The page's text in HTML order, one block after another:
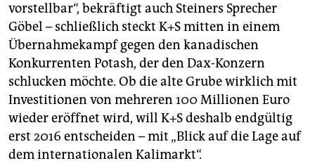
Dieses Siedesalzkönnte dann zwar theoretisch als
Grundstoff in der chemischen Industrie, etwa in der
Chlor-Alkali-Elektrolyse, verwandt werden, räumt K+S
ein. Allerdings sei dies viel zu teuer. Auch in
Deutschland gebe es Industriesalz-Vorkommen, aus
denen Natriumchlorid direkt in der nötigen Reinheit
gefördert werden könne.
Der hohe Energieaufwand
bei der Erzeugung des
Siedesalzes sei außerdem ebensowenig zu
rechtfertigen wie die langen Transportwege,
vorstellbar“, bekräftigt auch Steiners Sprecher
Göbel – schließlich steckt K+S mitten in einem
Übernahmekampf gegen den kanadischen
Konkurrenten Potash, der den Dax-Konzern
schlucken möchte. Ob die alte Grube wirklich mit
Investitionen von mehreren 100 Millionen Euro
wieder eröffnet wird, will K+S deshalb endgültig
erst 2016 entscheiden – mit „Blick auf die Lage auf
dem internationalen Kalimarkt“.